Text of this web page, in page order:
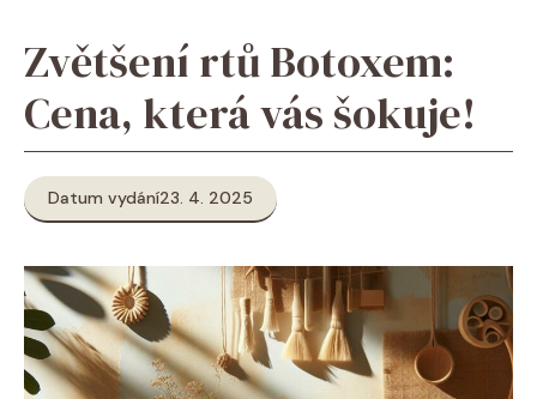
Zvětšení rtů Botoxem:
Cena, která vás šokuje!
Datum vydání23. 4. 2025